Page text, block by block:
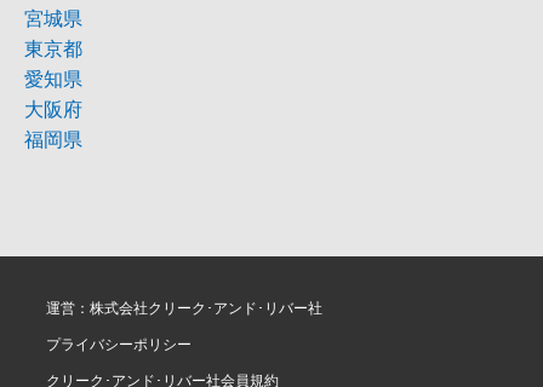
宮城県
東京都
愛知県
大阪府
福岡県
運営：株式会社クリーク･アンド･リバー社
プライバシーポリシー
クリーク･アンド･リバー社会員規約